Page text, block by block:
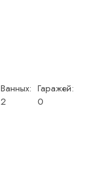
Ванных:
2
Гаражей:
0